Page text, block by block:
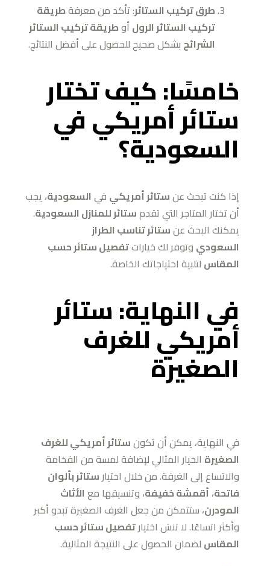
طرق تركيب الستائر: تأكد من معرفةطريقة
تركيب الستائر الرول أوطريقة تركيب الستائر
الشرائح بشكل صحيح للحصول على أفضل النتائج.
خامسًا: كيف تختار
ستائر أمريكي في
السعودية؟
إذا كنت تبحث عنستائر أمريكي في السعودية، يجب
أن تختار المتاجر التي تقدمستائر للمنازل السعودية.
يمكنك البحث عنستائر تناسب الطراز
السعودي وتوفر لك خياراتتفصيل ستائر حسب
المقاس لتلبية احتياجاتك الخاصة.
في النهاية: ستائر
أمريكي للغرف
الصغيرة
في النهاية، يمكن أن تكونستائر أمريكي للغرف
الصغيرة الخيار المثالي لإضافة لمسة من الفخامة
والاتساع إلى الغرفة. من خلال اختيار ستائر بألوان
فاتحة، أقمشة خفيفة، وتنسيقها مع الأثاث
المودرن، ستتمكن من جعل الغرف الصغيرة تبدو أكبر
وأكثر اتساعًا. لا تنسَ اختيارتفصيل ستائر حسب
المقاس لضمان الحصول على النتيجة المثالية.